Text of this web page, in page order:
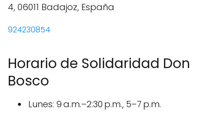
924230854
Horario de Solidaridad Don
Bosco
Lunes: 9 a.m.–2:30 p.m., 5–7 p.m.